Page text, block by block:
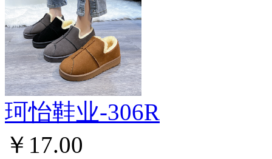
珂怡鞋业-306R
￥17.00